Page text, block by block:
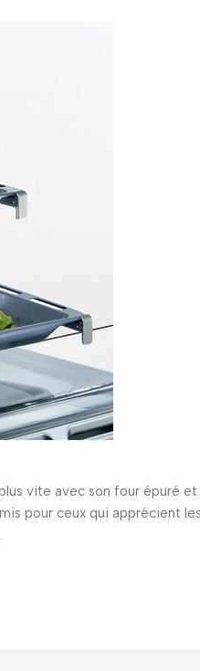
vite avec son four épuré
pour ceux qui apprécient